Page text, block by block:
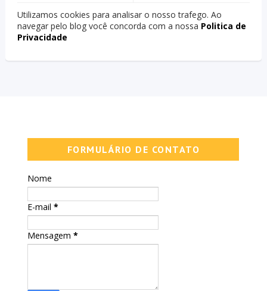
Utilizamos cookies para analisar o nosso trafego. Ao
navegar pelo blog você concorda com a nossa Politica de
Privacidade
FORMULÁRIO DE CONTATO
Nome
E-mail*
Mensagem*